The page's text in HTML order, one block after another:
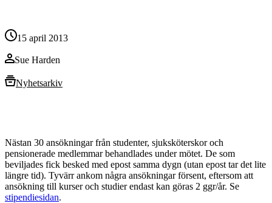
15 april 2013
Sue Harden
Nyhetsarkiv
Nästan 30 ansökningar från studenter, sjuksköterskor och
pensionerade medlemmar behandlades under mötet. De som
beviljades fick besked med epost samma dygn (utan epost tar det lite
längre tid). Tyvärr ankom några ansökningar försent, eftersom att
ansökning till kurser och studier endast kan göras 2 ggr/år. Se
stipendiesidan.